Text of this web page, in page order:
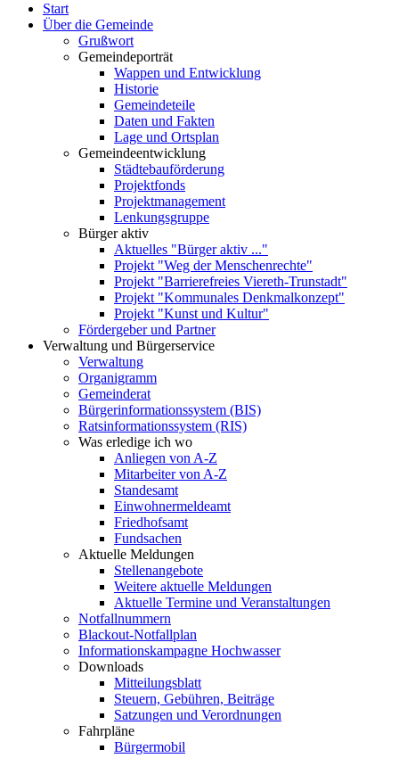
Start
Über die Gemeinde
Grußwort
Gemeindeporträt
Wappen und Entwicklung
Historie
Gemeindeteile
Daten und Fakten
Lage und Ortsplan
Gemeindeentwicklung
Städtebauförderung
Projektfonds
Projektmanagement
Lenkungsgruppe
Bürger aktiv
Aktuelles "Bürger aktiv ..."
Projekt "Weg der Menschenrechte"
Projekt "Barrierefreies Viereth-Trunstadt"
Projekt "Kommunales Denkmalkonzept"
Projekt "Kunst und Kultur"
Fördergeber und Partner
Verwaltung und Bürgerservice
Verwaltung
Organigramm
Gemeinderat
Bürgerinformationssystem (BIS)
Ratsinformationssystem (RIS)
Was erledige ich wo
Anliegen von A-Z
Mitarbeiter von A-Z
Standesamt
Einwohnermeldeamt
Friedhofsamt
Fundsachen
Aktuelle Meldungen
Stellenangebote
Weitere aktuelle Meldungen
Aktuelle Termine und Veranstaltungen
Notfallnummern
Blackout-Notfallplan
Informationskampagne Hochwasser
Downloads
Mitteilungsblatt
Steuern, Gebühren, Beiträge
Satzungen und Verordnungen
Fahrpläne
Bürgermobil